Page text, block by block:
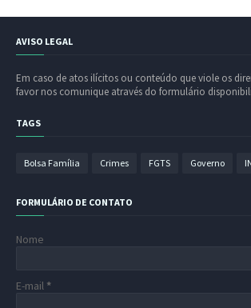
AVISO LEGAL
Em caso de atos ilícitos ou conteúdo que viole os
favor nos comunique através do formulário
TAGS
Bolsa Família Crimes FGTS Governo
FORMULÁRIO DE CONTATO
Nome
E-mail *